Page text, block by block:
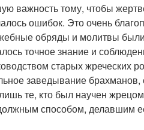
важность тому, чтобы
ошибок. Это очень
обряды и молитвы
точное знание и
старых жреческих
заведывание
те, кто был научен
способом, делавшим